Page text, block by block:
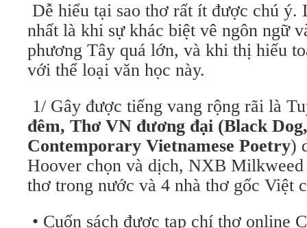
Dễ hiểu tại sao thơ rất ít được chú ý.
nhất là khi sự khác biệt vê ngôn ngữ
phương Tây quá lớn, và khi thị hiếu
với thể loại văn học này.
1/ Gây được tiếng vang rộng rãi là
đêm, Thơ VN đương đại (Black
Contemporary Vietnamese Poetry)
Hoover chọn và dịch, NXB Milkweed
thơ trong nước và 4 nhà thơ gốc Việt
• Cuốn sách được tạp chí thơ online